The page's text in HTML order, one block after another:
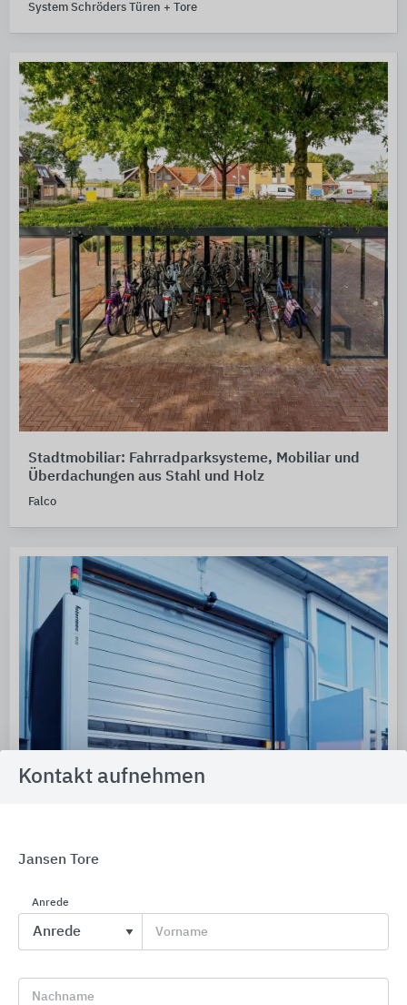
System Schröders Türen + Tore
Stadtmobiliar: Fahrradparksysteme, Mobiliar und
Überdachungen aus Stahl und Holz
Falco
Schnelllauftore für Industrie und Produktion
EFAFLEX Tor- und Sicherheitssysteme
Kontakt aufnehmen
Jansen Tore
Anrede
Vorname
Nachname